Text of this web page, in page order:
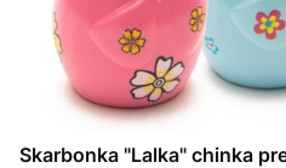
Skarbonka "Lalka" chinka